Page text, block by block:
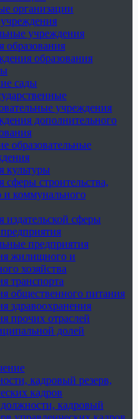
организации
учреждения
образования
образования
сады
учреждения
дополнительного
образовательные
культуры
сферы строительства,
коммунального
издательской сферы
предприятия
жилищного и
хозяйства
транспорта
общественного питания
здравоохранения
прочих отраслей
долей
кадровый резерв,
кадров
кадровый